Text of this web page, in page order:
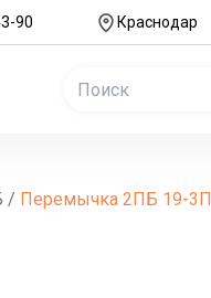
90 Краснодар
/ Перемычка 2ПБ 19-3П